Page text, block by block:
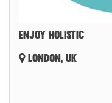
ENJOY HOLISTIC
LONDON, UK